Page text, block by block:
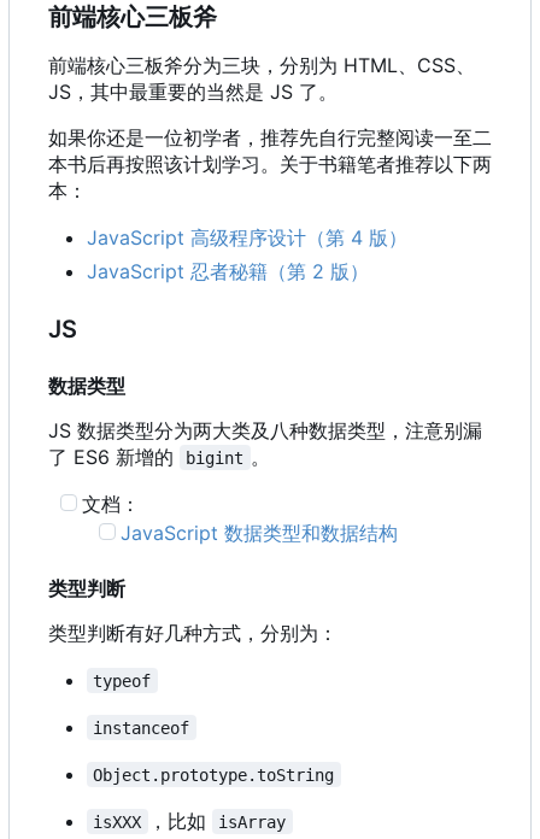
前端核心三板斧
前端核心三板斧分为三块，分别为 HTML、CSS、
JS ， 其中最重要的当然是 JS 了。
如果你还是一位初学者，推荐先自行完整阅读一至二
本书后再按照该计划学习。关于书籍笔者推荐以下两
本：
JavaScript 高级程序设计（第 4 版）
JavaScript 忍者秘籍（第 2 版）
JS
数据类型
JS 数据类型分为两大类及八种数据类型，注意别漏
了 ES6 新增的
bigint 。
文档：
JavaScript 数据类型和数据结构
类型判断
类型判断有好几种方式，分别为：
typeof
instanceof
Object.prototype.toString
isXXX ，比如 isArray